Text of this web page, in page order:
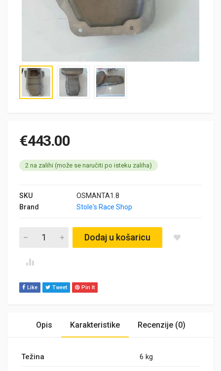
€443.00
2 na zalihi (može se naručiti po isteku zaliha)
SKU
OSMANTA1.8
Brand
Stole's Race Shop
OPEL MANTA 1.8 ALUMINIUM OIL SUMP NEW VAUXHALL
Dodaj u košaricu
Like Tweet Pin It
Opis Karakteristike Recenzije (0)
Težina 6 kg